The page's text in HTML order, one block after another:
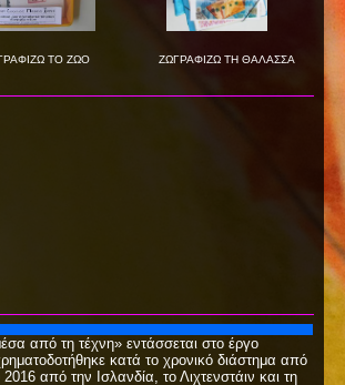
ΤΟ ΖΩΟ ΖΩΓΡΑΦΙΖΩ ΤΗ ΘΑΛΑΣΣΑ
από τη τέχνη» εντάσσεται στο έργο
κατά το χρονικό διάστημα από
από την Ισλανδία, το Λιχτενστάιν και τη